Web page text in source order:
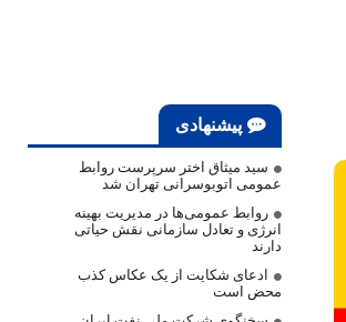
پیشنهادی
سید میثاق اختر سرپرست روابط
عمومی اتوبوسرانی تهران شد
روابط عمومی‌ها در مدیریت بهینه
انرژی و تعادل سازمانی نقش حیاتی
دارند
ادعای شکایت از یک عکاس کذب
محض است